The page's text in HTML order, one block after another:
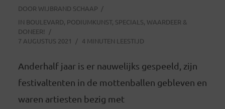
DOOR WIJBRAND SCHAAP
IN BOULEVARD, PODIUMKUNST, SPECIALS, WAARDEER &
DONEER!
7 AUGUSTUS 2021
4 MINUTEN LEESTIJD
Anderhalf jaar is er nauwelijks gespeeld, zijn
festivaltenten in de mottenballen gebleven en
waren artiesten bezig met